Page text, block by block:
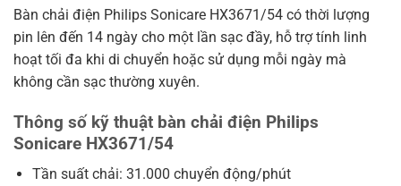
Bàn chải điện Philips Sonicare HX3671/54 có thời lượng
pin lên đến 14 ngày cho một lần sạc đầy, hỗ trợ tính linh
hoạt tối đa khi di chuyển hoặc sử dụng mỗi ngày mà
không cần sạc thường xuyên.
Thông số kỹ thuật bàn chải điện Philips
Sonicare HX3671/54
Tần suất chải: 31.000 chuyển động/phút